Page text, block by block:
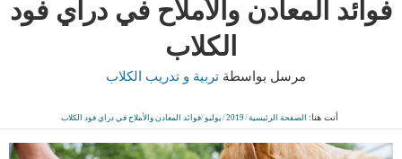
فوائد المعادن والأملاح في دراي فود
الكلاب
مرسل بواسطةتربية و تدريب الكلاب
أنت هنا: الصفحة الرئيسية/
2019
/ يوليو/فوائد المعادن والأملاح في دراي فود الكلاب